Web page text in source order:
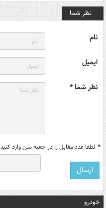
نظر شما
نام
ایمیل
نظر شما *
* لطفا عدد مقابل را در جعبه متن وارد کنید
خودرو